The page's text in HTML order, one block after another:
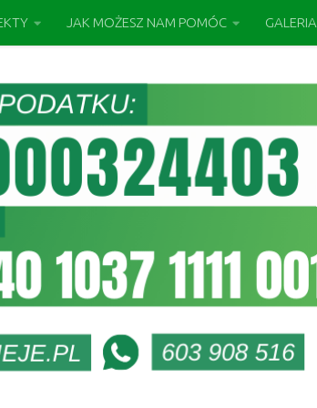
JAK MOŻESZ NAM POMÓC GALERIA